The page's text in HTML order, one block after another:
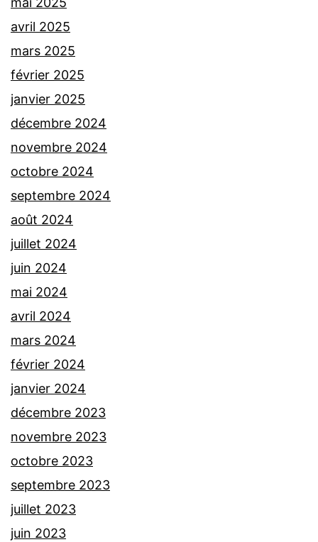
avril 2025
mars 2025
février 2025
janvier 2025
décembre 2024
novembre 2024
octobre 2024
septembre 2024
août 2024
juillet 2024
juin 2024
mai 2024
avril 2024
mars 2024
février 2024
janvier 2024
décembre 2023
novembre 2023
octobre 2023
septembre 2023
juillet 2023
juin 2023